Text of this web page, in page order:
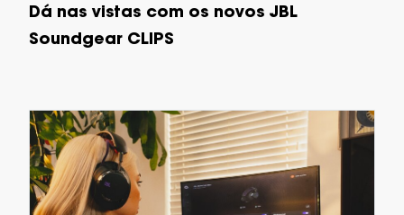
Dá nas vistas com os novos JBL
Soundgear CLIPS